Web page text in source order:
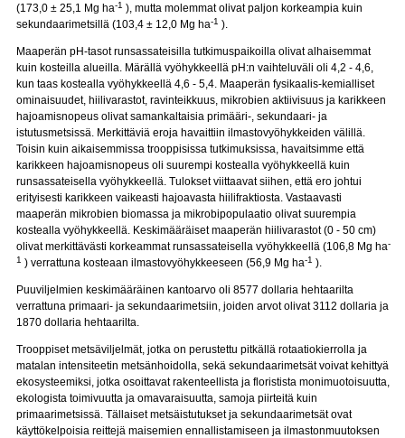
(173,0 ± 25,1 Mg ha-1 ), mutta molemmat olivat paljon korkeampia kuin
sekundaarimetsillä (103,4 ± 12,0 Mg ha-1 ).
Maaperän pH-tasot runsassateisilla tutkimuspaikoilla olivat alhaisemmat
kuin kosteilla alueilla. Märällä vyöhykkeellä pH:n vaihteluväli oli 4,2 - 4,6,
kun taas kostealla vyöhykkeellä 4,6 - 5,4. Maaperän fysikaalis-kemialliset
ominaisuudet, hiilivarastot, ravinteikkuus, mikrobien aktiivisuus ja karikkeen
hajoamisnopeus olivat samankaltaisia primääri-, sekundaari- ja
istutusmetsissä. Merkittäviä eroja havaittiin ilmastovyöhykkeiden välillä.
Toisin kuin aikaisemmissa trooppisissa tutkimuksissa, havaitsimme että
karikkeen hajoamisnopeus oli suurempi kostealla vyöhykkeellä kuin
runsassateisella vyöhykkeellä. Tulokset viittaavat siihen, että ero johtui
erityisesti karikkeen vaikeasti hajoavasta hiilifraktiosta. Vastaavasti
maaperän mikrobien biomassa ja mikrobipopulaatio olivat suurempia
kostealla vyöhykkeellä. Keskimääräiset maaperän hiilivarastot (0 - 50 cm)
olivat merkittävästi korkeammat runsassateisella vyöhykkeellä (106,8 Mg ha-
1 ) verrattuna kosteaan ilmastovyöhykkeeseen (56,9 Mg ha-1 ).
Puuviljelmien keskimääräinen kantoarvo oli 8577 dollaria hehtaarilta
verrattuna primaari- ja sekundaarimetsiin, joiden arvot olivat 3112 dollaria ja
1870 dollaria hehtaarilta.
Trooppiset metsäviljelmät, jotka on perustettu pitkällä rotaatiokierrolla ja
matalan intensiteetin metsänhoidolla, sekä sekundaarimetsät voivat kehittyä
ekosysteemiksi, jotka osoittavat rakenteellista ja floristista monimuotoisuutta,
ekologista toimivuutta ja omavaraisuutta, samoja piirteitä kuin
primaarimetsissä. Tällaiset metsäistutukset ja sekundaarimetsät ovat
käyttökelpoisia reittejä maisemien ennallistamiseen ja ilmastonmuutoksen